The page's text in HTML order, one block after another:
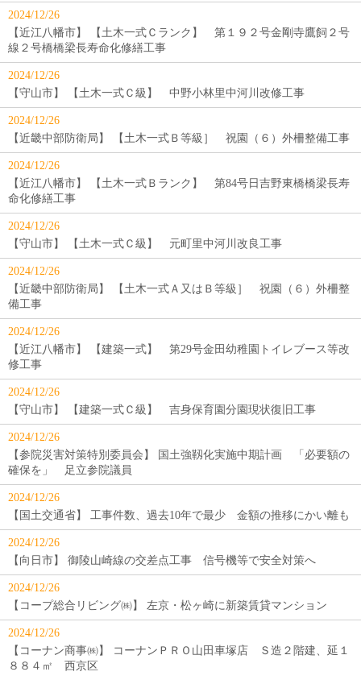
2024/12/26
【近江八幡市】 【土木一式Ｃランク】 第１９２号金剛寺鷹飼２号
線２号橋橋梁長寿命化修繕工事
2024/12/26
【守山市】 【土木一式Ｃ級】 中野小林里中河川改修工事
2024/12/26
【近畿中部防衛局】 【土木一式Ｂ等級］ 祝園（６）外柵整備工事
2024/12/26
【近江八幡市】 【土木一式Ｂランク】 第84号日吉野東橋橋梁長寿
命化修繕工事
2024/12/26
【守山市】 【土木一式Ｃ級】 元町里中河川改良工事
2024/12/26
【近畿中部防衛局】 【土木一式Ａ又はＢ等級］ 祝園（６）外柵整
備工事
2024/12/26
【近江八幡市】 【建築一式】 第29号金田幼稚園トイレブース等改
修工事
2024/12/26
【守山市】 【建築一式Ｃ級】 吉身保育園分園現状復旧工事
2024/12/26
【参院災害対策特別委員会】 国土強靱化実施中期計画 「必要額の
確保を」 足立参院議員
2024/12/26
【国土交通省】 工事件数、過去10年で最少 金額の推移にかい離も
2024/12/26
【向日市】 御陵山崎線の交差点工事 信号機等で安全対策へ
2024/12/26
【コープ総合リビング㈱】 左京・松ヶ崎に新築賃貸マンション
2024/12/26
【コーナン商事㈱】 コーナンＰＲＯ山田車塚店 Ｓ造２階建、延１
８８４㎡ 西京区